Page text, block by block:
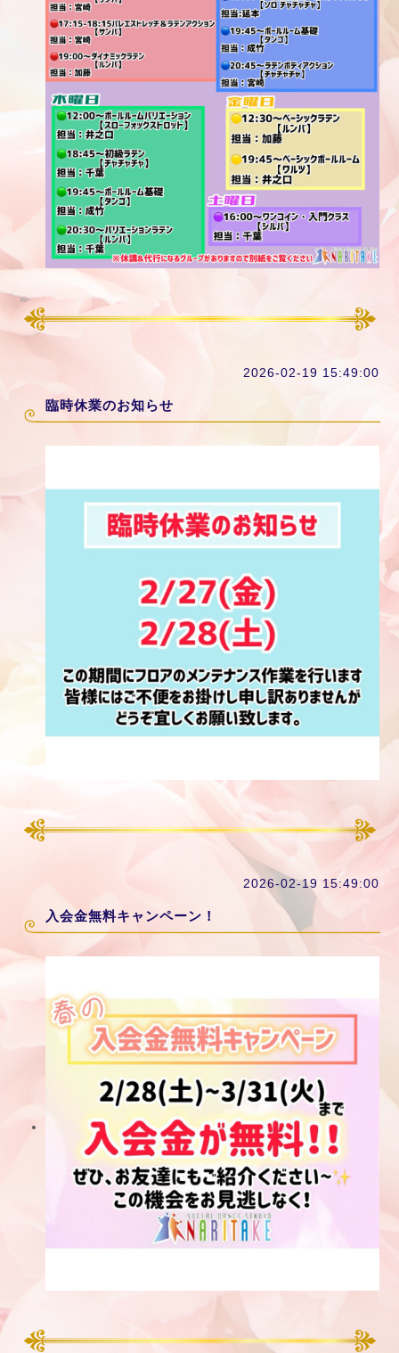
2026-02-19 15:49:00
臨時休業のお知らせ
2026-02-19 15:49:00
入会金無料キャンペーン！